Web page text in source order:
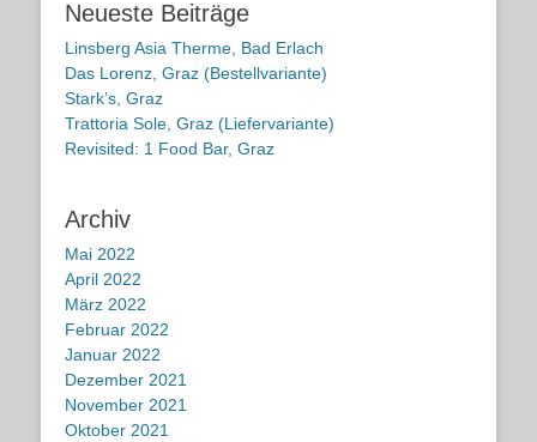
Neueste Beiträge
Linsberg Asia Therme, Bad Erlach
Das Lorenz, Graz (Bestellvariante)
Stark’s, Graz
Trattoria Sole, Graz (Liefervariante)
Revisited: 1 Food Bar, Graz
Archiv
Mai 2022
April 2022
März 2022
Februar 2022
Januar 2022
Dezember 2021
November 2021
Oktober 2021